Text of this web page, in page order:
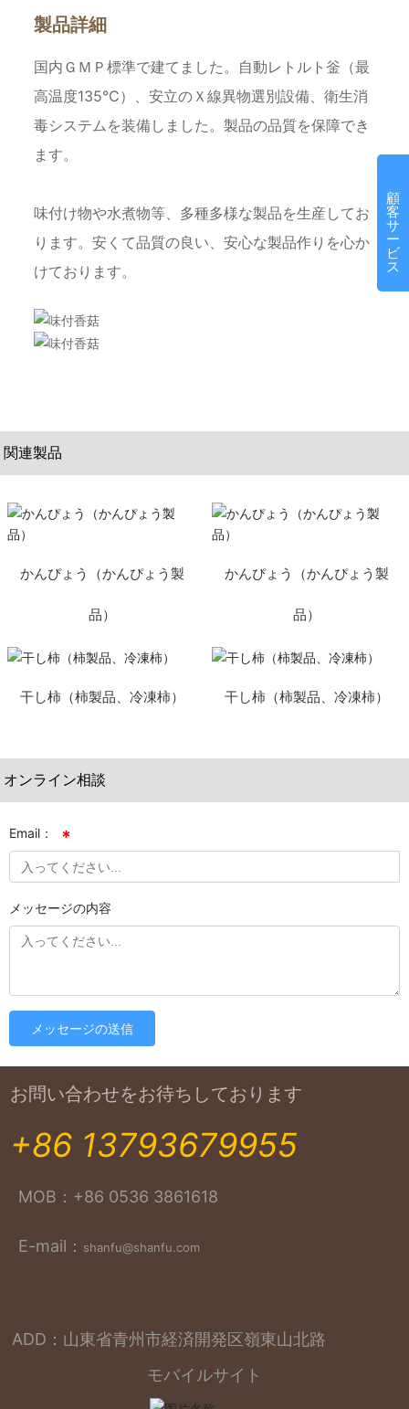
製品詳細
国内ＧＭＰ標準で建てました。自動レトルト釡（最
高温度135℃）、安立のＸ線異物選別設備、衛生消
毒システムを装備しました。製品の品質を保障でき
ます。
味付け物や水煮物等、多種多様な製品を生産してお
ります。安くて品質の良い、安心な製品作りを心か
けております。
関連製品
かんぴょう（かんぴょう製
品）
かんぴょう（かんぴょう製
品）
干し柿（柿製品、冷凍柿） 干し柿（柿製品、冷凍柿）
オンライン相談
Email：
メッセージの内容
メッセージの送信
お問い合わせをお待ちしております
+86 13793679955
MOB： +86 0536 3861618
E-mail： shanfu@shanfu.com
ADD：山東省青州市経済開発区嶺東山北路
モバイルサイト
顧
客
サ
ー
ビ
ス